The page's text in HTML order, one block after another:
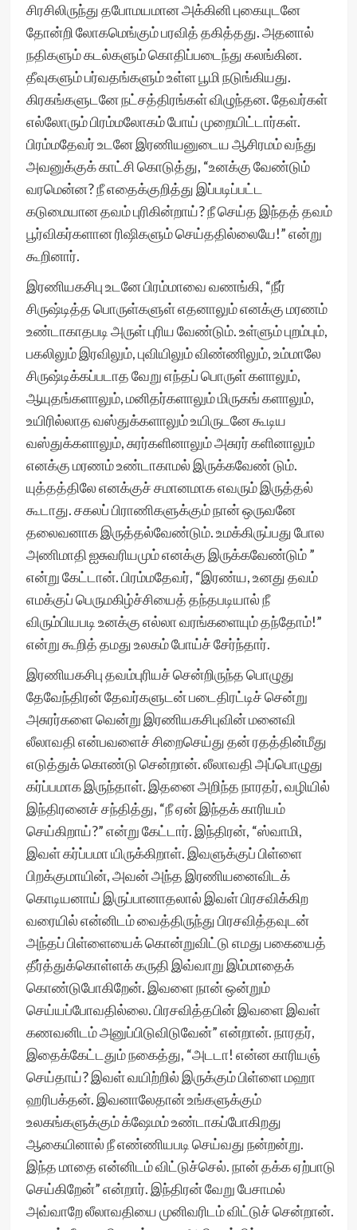
சிரசிலிருந்து தபோமயமான அக்கினி புகையுடனே
தோன்றி லோகமெங்கும் பரவித் தகித்தது. அதனால்
நதிகளும் கடல்களும் கொதிப்படைந்து கலங்கின.
தீவுகளும் பர்வதங்களும் உள்ள பூமி நடுங்கியது.
கிரகங்களுடனே நட்சத்திரங்கள் விழுந்தன. தேவர்கள்
எல்லோரும் பிரம்மலோகம் போய் முறையிட்டார்கள்.
பிரம்மதேவர் உடனே இரணியனுடைய ஆசிரமம் வந்து
அவனுக்குக் காட்சி கொடுத்து, “உனக்கு வேண்டும்
வரமென்ன? நீ எதைக்குறித்து இப்படிப்பட்ட
கடுமையான தவம் புரிகின்றாய்? நீ செய்த இந்தத் தவம்
பூர்விகர்களான ரிஷிகளும் செய்ததில்லையே!” என்று
கூறினார்.
இரணியகசிபு உடனே பிரம்மாவை வணங்கி, “நீர்
சிருஷ்டித்த பொருள்களுள் எதனாலும் எனக்கு மரணம்
உண்டாகாதபடி அருள் புரிய வேண்டும். உள்ளும் புறம்பும்,
பகலிலும் இரவிலும், புவியிலும் விண்ணிலும், உம்மாலே
சிருஷ்டிக்கப்படாத வேறு எந்தப் பொருள் களாலும்,
ஆயுதங்களாலும், மனிதர்களாலும் மிருகங் களாலும்,
உயிரில்லாத வஸ்துக்களாலும் உயிருடனே கூடிய
வஸ்துக்களாலும், சுரர்களினாலும் அசுரர் களினாலும்
எனக்கு மரணம் உண்டாகாமல் இருக்கவேண் டும்.
யுத்தத்திலே எனக்குச் சமானமாக எவரும் இருத்தல்
கூடாது. சகலப் பிராணிகளுக்கும் நான் ஒருவனே
தலைவனாக இருத்தல்வேண்டும். உமக்கிருப்பது போல
அணிமாதி ஐசுவரியமும் எனக்கு இருக்கவேண்டும் ”
என்று கேட்டான். பிரம்மதேவர், “இரண்ய, உனது தவம்
எமக்குப் பெருமகிழ்ச்சியைத் தந்தபடியால் நீ
விரும்பியபடி உனக்கு எல்லா வரங்களையும் தந்தோம்!”
என்று கூறித் தமது உலகம் போய்ச் சேர்ந்தார்.
இரணியகசிபு தவம்புரியச் சென்றிருந்த பொழுது
தேவேந்திரன் தேவர்களுடன் படைதிரட்டிச் சென்று
அசுரர்களை வென்று இரணியகசிபுவின் மனைவி
லீலாவதி என்பவளைச் சிறைசெய்து தன் ரதத்தின்மீது
எடுத்துக் கொண்டு சென்றான். லீலாவதி அப்பொழுது
கர்ப்பமாக இருந்தாள். இதனை அறிந்த நாரதர், வழியில்
இந்திரனைச் சந்தித்து, “நீ ஏன் இந்தக் காரியம்
செய்கிறாய்?” என்று கேட்டார். இந்திரன், “ஸ்வாமி,
இவள் கர்ப்பமா யிருக்கிறாள். இவளுக்குப் பிள்ளை
பிறக்குமாயின், அவன் அந்த இரணியனைவிடக்
கொடியனாய் இருப்பானாதலால் இவள் பிரசவிக்கிற
வரையில் என்னிடம் வைத்திருந்து பிரசவித்தவுடன்
அந்தப் பிள்ளையைக் கொன்றுவிட்டு எமது பகையைத்
தீர்த்துக்கொள்ளக் கருதி இவ்வாறு இம்மாதைக்
கொண்டுபோகிறேன். இவளை நான் ஒன்றும்
செய்யப்போவதில்லை. பிரசவித்தபின் இவளை இவள்
கணவனிடம் அனுப்பிடுவிடுவேன்” என்றான். நாரதர்,
இதைக்கேட்டதும் நகைத்து, “அடடா! என்ன காரியஞ்
செய்தாய்? இவள் வயிற்றில் இருக்கும் பிள்ளை மஹா
ஹரிபக்தன். இவனாலேதான் உங்களுக்கும்
உலகங்களுக்கும் க்ஷேமம் உண்டாகப்போகிறது
ஆகையினால் நீ எண்ணியபடி செய்வது நன்றன்று.
இந்த மாதை என்னிடம் விட்டுச்செல். நான் தக்க ஏற்பாடு
செய்கிறேன்” என்றார். இந்திரன் வேறு பேசாமல்
அவ்வாறே லீலாவதியை முனிவரிடம் விட்டுச் சென்றான்.